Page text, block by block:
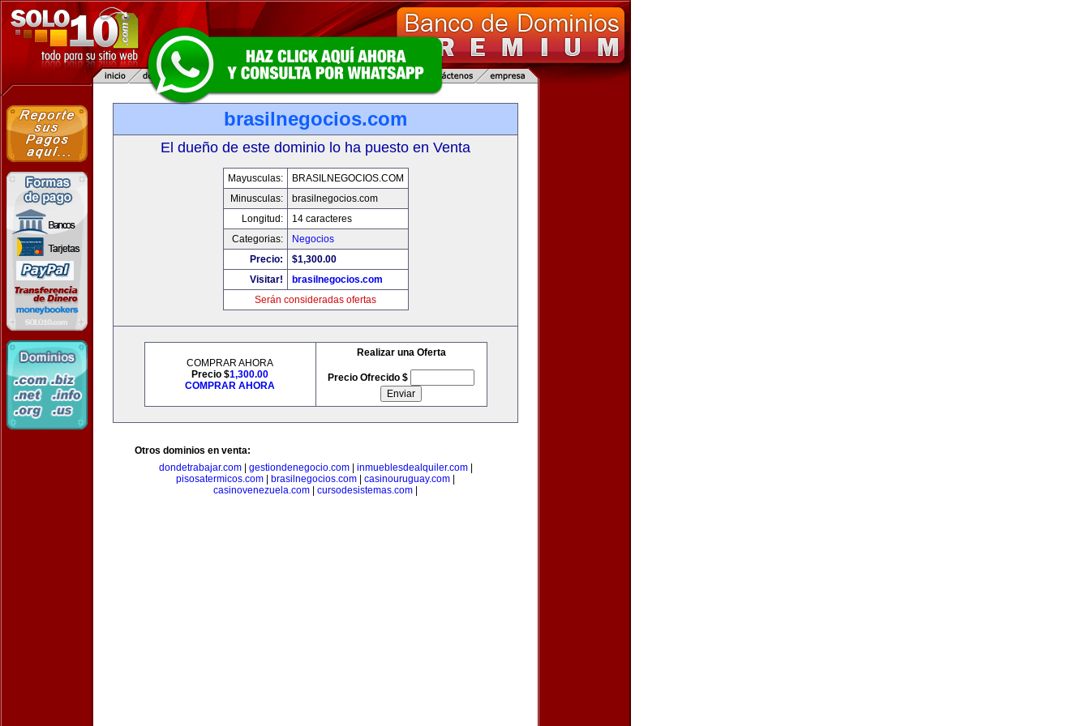
brasilnegocios.com
El dueño de este dominio lo ha puesto en Venta
Mayusculas:
BRASILNEGOCIOS.COM
Minusculas:
brasilnegocios.com
Longitud:
14 caracteres
Categorias:
Negocios
Precio:
$1,300.00
Visitar!
brasilnegocios.com
Serán consideradas ofertas
COMPRAR AHORA
Precio $1,300.00
COMPRAR AHORA
Realizar una Oferta
Precio Ofrecido $
Otros dominios en venta:
dondetrabajar.com| gestiondenegocio.com| inmueblesdealquiler.com|
pisosatermicos.com
brasilnegocios.com casinouruguay.com
casinovenezuela.com
cursodesistemas.com